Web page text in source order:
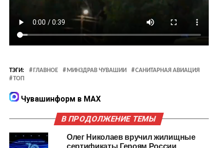
ТЭГИ: ГЛАВНОЕ МИНЗДРАВ ЧУВАШИИ
САНИТАРНАЯ АВИАЦИЯ
ТОП
Чувашинформ в MAX
В ПРОДОЛЖЕНИЕ ТЕМЫ
Олег Николаев вручил жилищные
сертификаты Героям России